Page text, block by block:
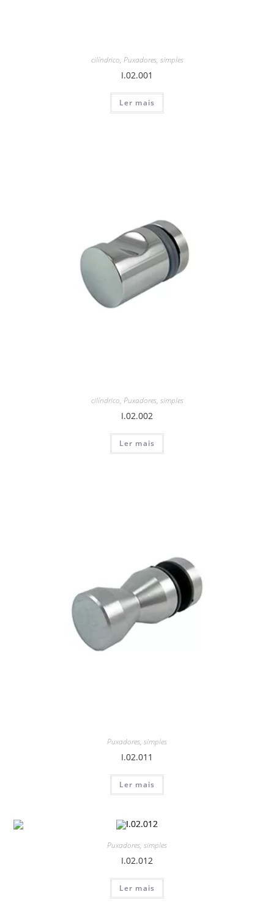
cilíndrico, Puxadores, simples
I.02.001
Ler mais
cilíndrico, Puxadores, simples
I.02.002
Ler mais
Puxadores, simples
I.02.011
Ler mais
Puxadores, simples
I.02.012
Ler mais